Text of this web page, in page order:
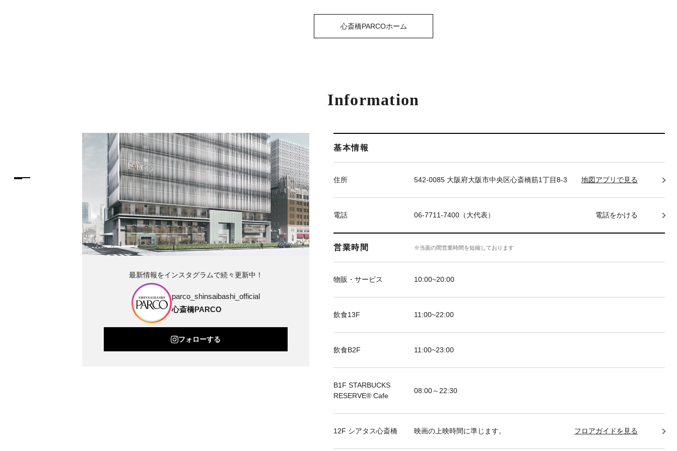
心斎橋PARCOホーム
Information
基本情報
住所 542-0085 大阪府大阪市中央区心斎橋筋1丁目8-3 地図アプリで見る
電話 06-7711-7400（大代表） 電話をかける
営業時間 ※当面の間営業時間を短縮しております
物販・サービス 10:00~20:00
飲食13F 11:00~22:00
飲食B2F 11:00~23:00
B1F STARBUCKS
RESERVE®︎ Cafe
08:00～22:30
12F シアタス心斎橋 映画の上映時間に準じます。 フロアガイドを見る
最新情報をインスタグラムで続々更新中！
parco_shinsaibashi_official
心斎橋PARCO
フォローする